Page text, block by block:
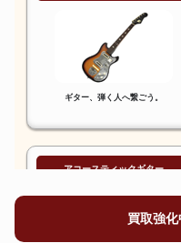
ギター、弾く人へ繋ごう。
アコースティックギター
買取強